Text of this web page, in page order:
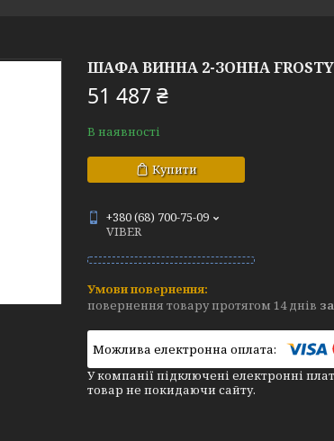
ШАФА ВИННА 2-ЗОННА FROSTY
51 487 ₴
В наявності
Купити
+380 (68) 700-75-09
VIBER
повернення товару протягом 14 днів
У компанії підключені електронні
товар не покидаючи сайту.